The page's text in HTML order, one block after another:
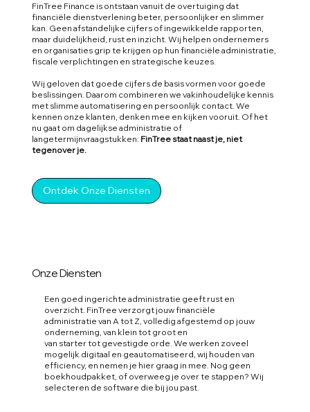
FinTree Finance is ontstaan vanuit de overtuiging dat
financiële dienstverlening beter, persoonlijker en slimmer
kan. Geen afstandelijke cijfers of ingewikkelde rapporten,
maar duidelijkheid, rust en inzicht. Wij helpen ondernemers
en organisaties grip te krijgen op hun financiële administratie,
fiscale verplichtingen en strategische keuzes.
Wij geloven dat goede cijfers de basis vormen voor goede
beslissingen. Daarom combineren we vakinhoudelijke kennis
met slimme automatisering en persoonlijk contact. We
kennen onze klanten, denken mee en kijken vooruit. Of het
nu gaat om dagelijkse administratie of
langetermijnvraagstukken: FinTree staat naast je, niet
tegenover je.
Ontdek Onze Diensten
Onze Diensten
Een goed ingerichte administratie geeft rust en
overzicht. FinTree verzorgt jouw financiële
administratie van A tot Z, volledig afgestemd op jouw
onderneming, van klein tot groot en
van starter tot gevestigde orde. We werken zoveel
mogelijk digitaal en geautomatiseerd, wij houden van
efficiency, en nemen je hier graag in mee. Nog geen
boekhoudpakket, of overweeg je over te stappen? Wij
selecteren de software die bij jou past.